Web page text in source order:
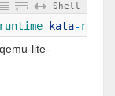
Shell
runtime kata-
lite-